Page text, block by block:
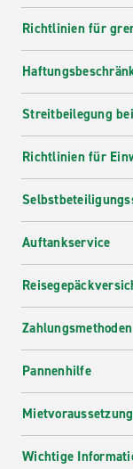
Mietfahrzeug bei
Richtlinien für
Streitbeilegung
Richtlinien für
Auftankservice
Zahlungsmethoden
Pannenhilfe
Wichtige